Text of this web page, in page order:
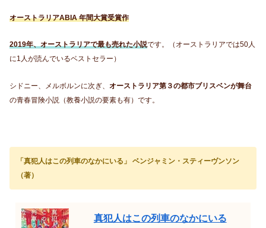
オーストラリアABIA 年間大賞受賞作
2019年、オーストラリアで最も売れた小説です。（オーストラリアでは50人
に1人が読んでいるベストセラー）
シドニー、メルボルンに次ぎ、 オーストラリア第３の都市ブリスベンが舞台
の青春冒険小説（教養小説の要素も有）です。
「真犯人はこの列車のなかにいる」 ベンジャミン・スティーヴンソン
（著）
真犯人はこの列車のなかにいる